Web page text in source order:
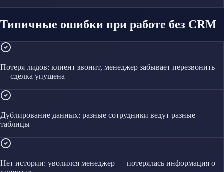
Типичные ошибки при работе без CRM
Потеря лидов: клиент звонит, менеджер забывает перезвонить
— сделка упущена
Дублирование данных: разные сотрудники ведут разные
таблицы
Нет истории: уволился менеджер — потерялась информация о